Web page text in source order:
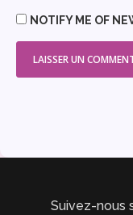
NOTIFY ME OF
Suivez-nous